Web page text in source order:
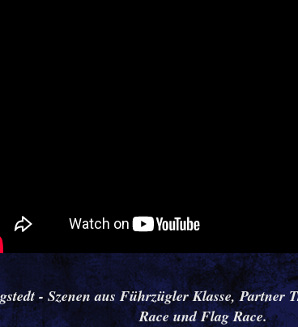
- Szenen aus Führzügler Klasse,
Race und Flag Race.